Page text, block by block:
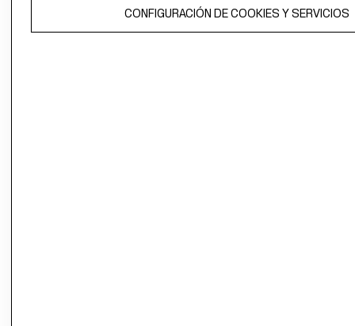
El contenido de esta página web está protegido por copyright y es
CONFIGURACIÓN DE COOKIES Y SERVICIOS